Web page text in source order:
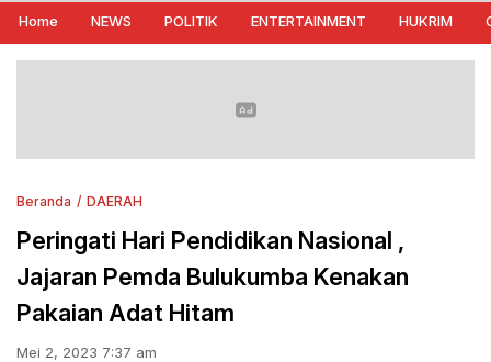
Home NEWS POLITIK ENTERTAINMENT HUKRIM
Beranda DAERAH
Peringati Hari Pendidikan Nasional ,
Jajaran Pemda Bulukumba Kenakan
Pakaian Adat Hitam
Mei 2, 2023 7:37 am